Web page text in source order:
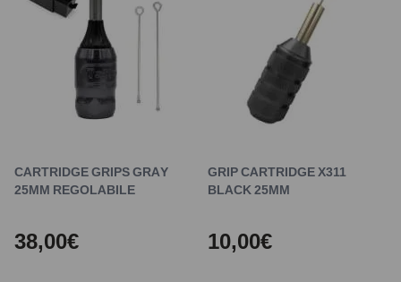
CARTRIDGE GRIPS GRAY
25MM REGOLABILE
38,00€
GRIP CARTRIDGE X311
BLACK 25MM
10,00€